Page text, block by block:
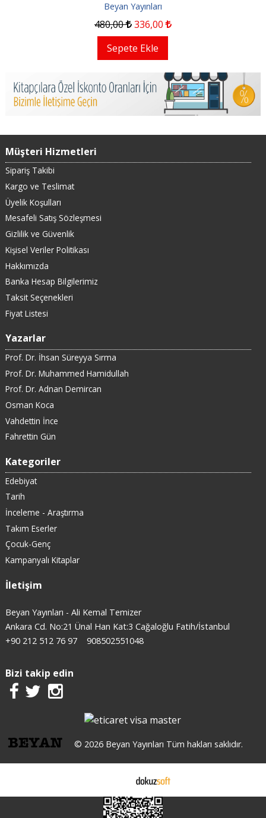
Beyan Yayınları
480,00 336,00
Sepete Ekle
Müşteri Hizmetleri
Sipariş Takibi
Kargo ve Teslimat
Üyelik Koşulları
Mesafeli Satış Sözleşmesi
Gizlilik ve Güvenlik
Kişisel Veriler Politikası
Hakkımızda
Banka Hesap Bilgilerimiz
Taksit Seçenekleri
Fiyat Listesi
Yazarlar
Prof. Dr. İhsan Süreyya Sırma
Prof. Dr. Muhammed Hamidullah
Prof. Dr. Adnan Demircan
Osman Koca
Vahdettin İnce
Fahrettin Gün
Kategoriler
Edebiyat
Tarih
İnceleme - Araştırma
Takım Eserler
Çocuk-Genç
Kampanyalı Kitaplar
İletişim
Beyan Yayınları - Ali Kemal Temizer
Ankara Cd. No:21 Ünal Han Kat:3 Cağaloğlu Fatih/İstanbul
+90 212 512 76 97
908502551048
Bizi takip edin
© 2026 Beyan Yayınları Tüm hakları saklıdır.